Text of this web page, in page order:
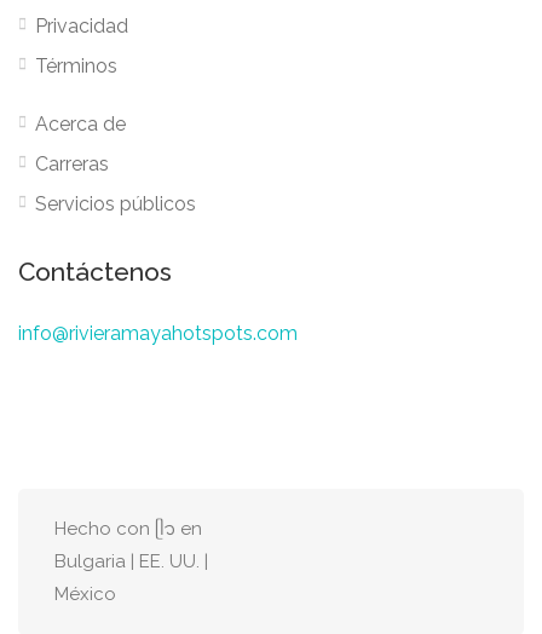
Privacidad
Términos
Acerca de
Carreras
Servicios públicos
Contáctenos
info@rivieramayahotspots.com
Hecho con ᥫ᭡ en
Bulgaria | EE. UU. |
México